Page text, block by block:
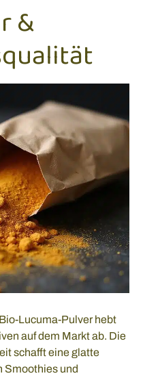
&
Lucuma-Pulver hebt
auf dem Markt ab. Die
schafft eine glatte
Smoothies und